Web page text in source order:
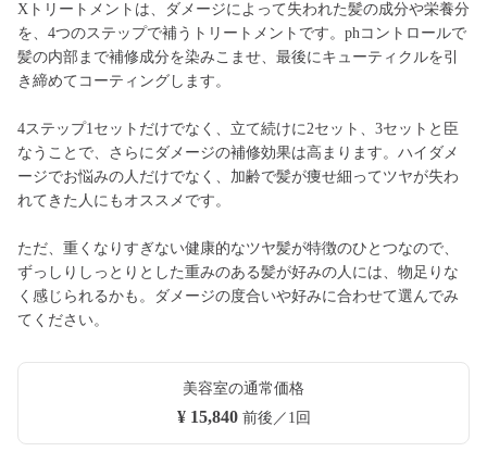
Xトリートメントは、ダメージによって失われた髪の成分や栄養分
を、4つのステップで補うトリートメントです。phコントロールで
髪の内部まで補修成分を染みこませ、最後にキューティクルを引
き締めてコーティングします。
4ステップ1セットだけでなく、立て続けに2セット、3セットと臣
なうことで、さらにダメージの補修効果は高まります。ハイダメ
ージでお悩みの人だけでなく、加齢で髪が痩せ細ってツヤが失わ
れてきた人にもオススメです。
ただ、重くなりすぎない健康的なツヤ髪が特徴のひとつなので、
ずっしりしっとりとした重みのある髪が好みの人には、物足りな
く感じられるかも。ダメージの度合いや好みに合わせて選んでみ
てください。
美容室の通常価格
¥ 15,840前後／1回